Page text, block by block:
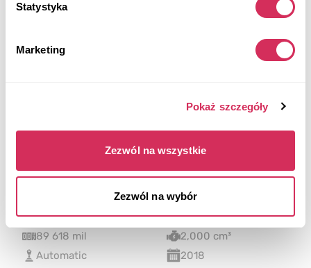
Statystyka
Marketing
Pokaż szczegóły
Zezwól na wszystkie
Zezwól na wybór
4x4
Benzyna
89 618 mil
2,000 cm³
Automatic
2018